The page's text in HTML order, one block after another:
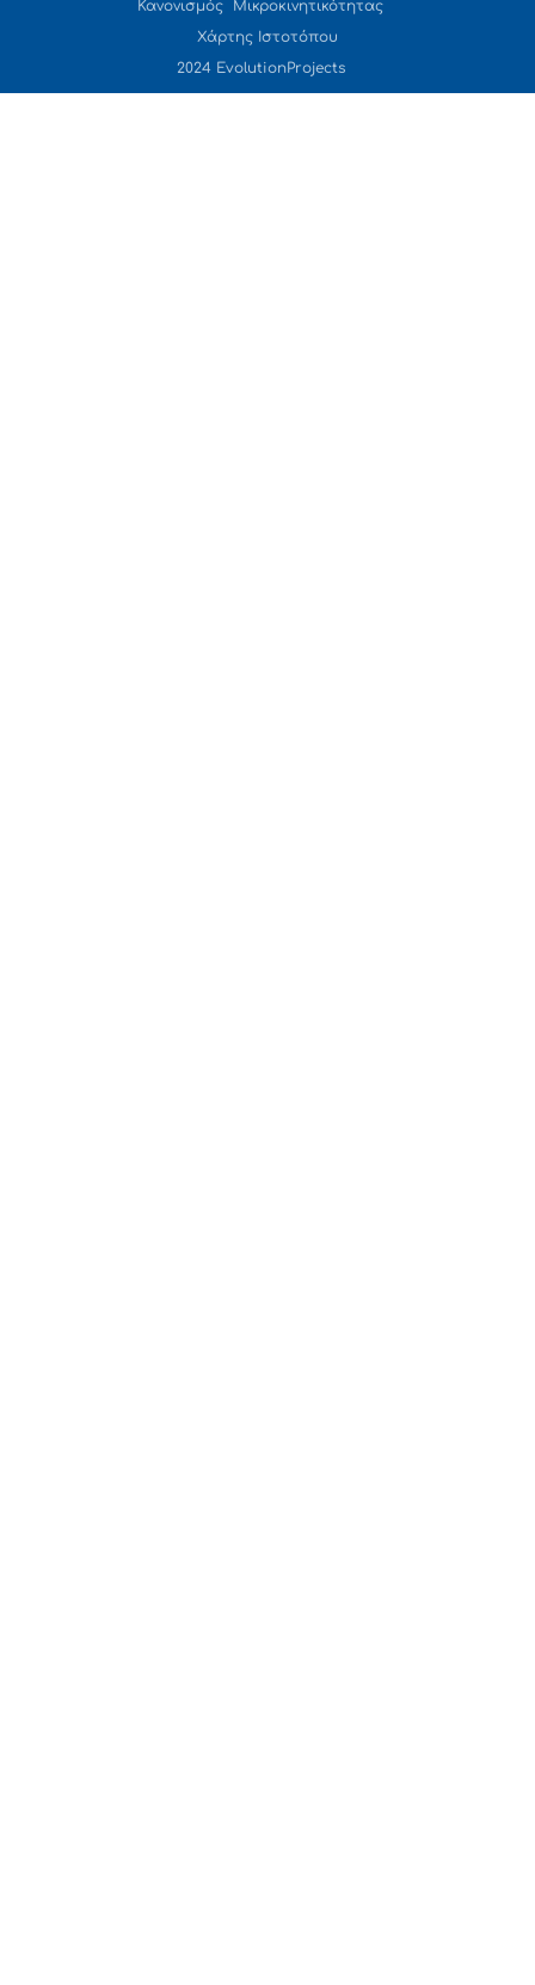
Κανονισμός Μικροκινητικότητας
Χάρτης Ιστοτόπου
2024 EvolutionProjects